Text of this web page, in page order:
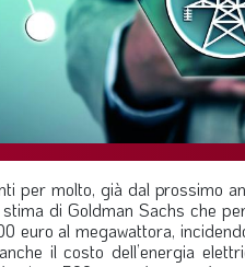
per molto, già dal prossimo
di Goldman Sachs che
euro al megawattora,
il costo dell’energia